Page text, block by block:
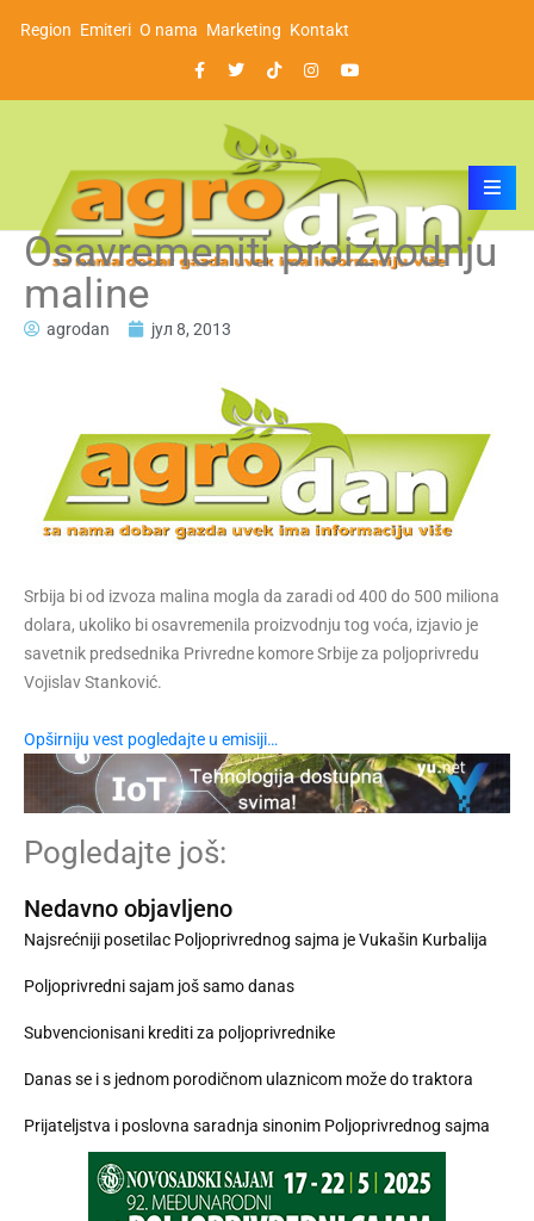
Region Emiteri O nama Marketing Kontakt
Osavremeniti proizvodnju
maline
agrodan јул 8, 2013
Srbija bi od izvoza malina mogla da zaradi od 400 do 500 miliona
dolara, ukoliko bi osavremenila proizvodnju tog voća, izjavio je
savetnik predsednika Privredne komore Srbije za poljoprivredu
Vojislav Stanković.
Opširniju vest pogledajte u emisiji…
Pogledajte još:
Nedavno objavljeno
Najsrećniji posetilac Poljoprivrednog sajma je Vukašin Kurbalija
Poljoprivredni sajam još samo danas
Subvencionisani krediti za poljoprivrednike
Danas se i s jednom porodičnom ulaznicom može do traktora
Prijateljstva i poslovna saradnja sinonim Poljoprivrednog sajma